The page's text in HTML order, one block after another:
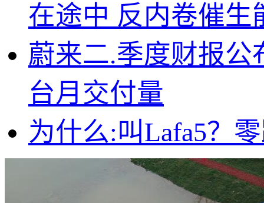
在途中 反内卷催生
蔚来二.季度财报公
台月交付量
为什么:叫Lafa5？